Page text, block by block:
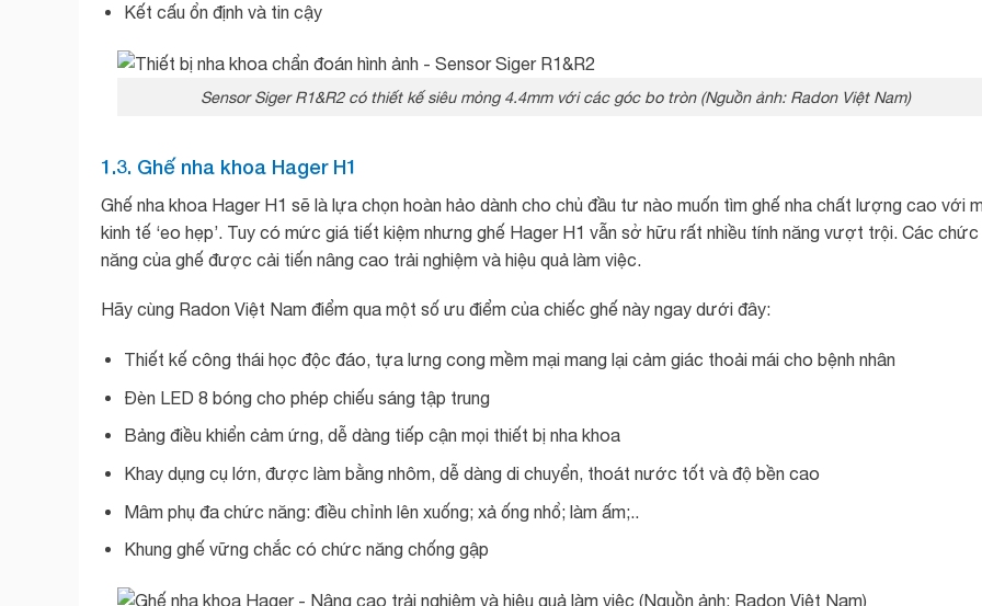
Kết cấu ổn định và tin cậy
Sensor Siger R1&R2 có thiết kế siêu mỏng 4.4mm với các góc bo tròn (Nguồn ảnh: Radon Việt Nam)
1.3. Ghế nha khoa Hager H1
Ghế nha khoa Hager H1 sẽ là lựa chọn hoàn hảo dành cho chủ đầu tư nào muốn tìm ghế nha chất lượng cao với
kinh tế ‘eo hẹp’. Tuy có mức giá tiết kiệm nhưng ghế Hager H1 vẫn sở hữu rất nhiều tính năng vượt trội. Các chức
năng của ghế được cải tiến nâng cao trải nghiệm và hiệu quả làm việc.
Hãy cùng Radon Việt Nam điểm qua một số ưu điểm của chiếc ghế này ngay dưới đây:
Thiết kế công thái học độc đáo, tựa lưng cong mềm mại mang lại cảm giác thoải mái cho bệnh nhân
Đèn LED 8 bóng cho phép chiếu sáng tập trung
Bảng điều khiển cảm ứng, dễ dàng tiếp cận mọi thiết bị nha khoa
Khay dụng cụ lớn, được làm bằng nhôm, dễ dàng di chuyển, thoát nước tốt và độ bền cao
Mâm phụ đa chức năng: điều chỉnh lên xuống; xả ống nhổ; làm ấm;..
Khung ghế vững chắc có chức năng chống gập